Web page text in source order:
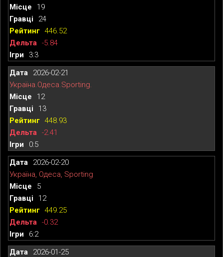
19
24
446.52
-5.84
3:3
2026-02-21
Україна.Одеса.Sporting.
12
13
448.93
-2.41
0:5
2026-02-20
Україна, Одеса, Sporting
5
12
449.25
-0.32
6:2
2026-01-25